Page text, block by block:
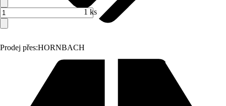
Prodej přes:HORNBACH
1 ks